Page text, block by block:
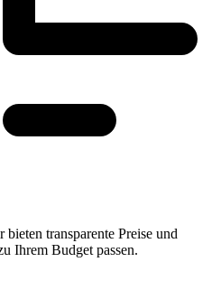
transparente Preise und
Ihrem Budget passen.